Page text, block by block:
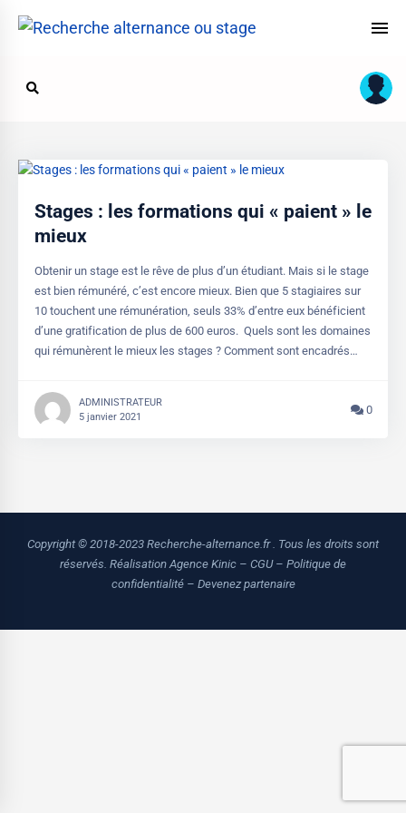
Stages : les formations qui « paient » le
mieux
Obtenir un stage est le rêve de plus d’un étudiant. Mais si le stage
est bien rémunéré, c’est encore mieux. Bien que 5 stagiaires sur
10 touchent une rémunération, seuls 33% d’entre eux bénéficient
d’une gratification de plus de 600 euros. Quels sont les domaines
qui rémunèrent le mieux les stages ? Comment sont encadrés…
ADMINISTRATEUR
5 janvier 2021
0
Copyright © 2018-2023 Recherche-alternance.fr . Tous les droits sont
réservés. Réalisation Agence Kinic – CGU – Politique de
confidentialité – Devenez partenaire